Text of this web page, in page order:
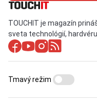
TOUCHIT je magazín
sveta technológií,
Tmavý režim